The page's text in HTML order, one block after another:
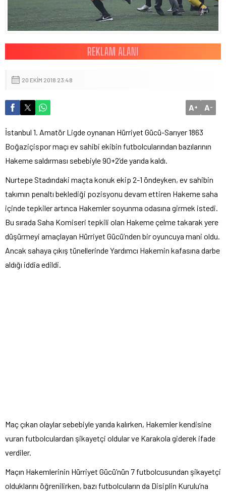
20 EKIM 2018 23:48
A+ A-
İstanbul 1. Amatör Ligde oynanan Hürriyet Gücü-Sarıyer 1863
Boğaziçispor maçı ev sahibi ekibin futbolcularından bazılarının
Hakeme saldırması sebebiyle 90+2’de yarıda kaldı.
Nurtepe Stadındaki maçta konuk ekip 2-1 öndeyken, ev sahibin
takımın penaltı beklediği pozisyonu devam ettiren Hakeme saha
içinde tepkiler artınca Hakemler soyunma odasına girmek istedi.
Bu sırada Saha Komiseri tepkili olan Hakeme çelme takarak yere
düşürmeyi amaçlayan Hürriyet Gücü’nden bir oyuncuya mani oldu.
Ancak sahaya çıkış tünellerinde Yardımcı Hakemin kafasına darbe
aldığı iddia edildi.
Maç çıkan olaylar sebebiyle yarıda kalırken, Hakemler kendisine
vuran futbolculardan şikayetçi oldular ve Karakola giderek ifade
verdiler.
Maçın Hakemlerinin Hürriyet Gücü’nün 7 futbolcusundan şikayetçi
olduklarını öğrenilirken, bazı futbolcuların da Disiplin Kurulu’na